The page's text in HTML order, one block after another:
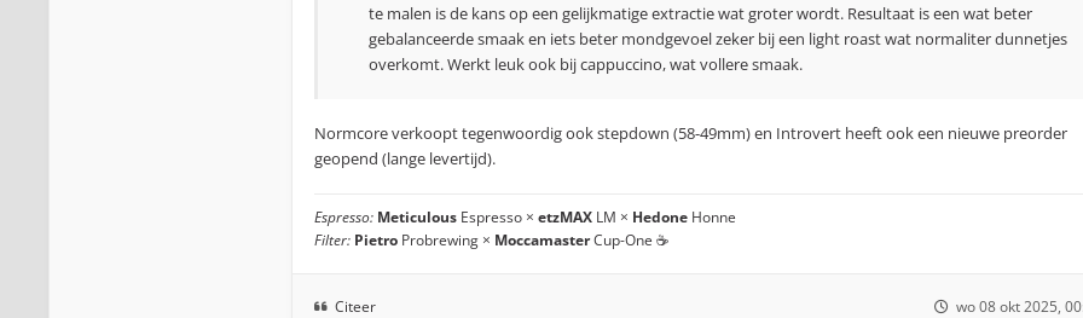
te malen is de kans op een gelijkmatige extractie wat groter wordt. Resultaat is een wat beter
gebalanceerde smaak en iets beter mondgevoel zeker bij een light roast wat normaliter dunnetjes
overkomt. Werkt leuk ook bij cappuccino, wat vollere smaak.
Normcore verkoopt tegenwoordig ook stepdown (58-49mm) en Introvert heeft ook een nieuwe preorder
geopend (lange levertijd).
Espresso: Meticulous Espresso × etzMAX LM × Hedone Honne
Filter: Pietro Probrewing × MoccamasterCup-One ☕
Citeer wo 08 okt 2025,